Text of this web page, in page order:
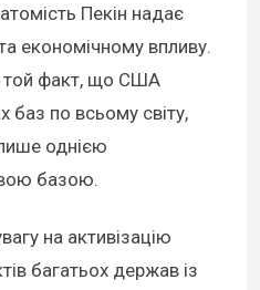
Пекін надає
економічному впливу.
той факт, що США
баз по всьому світу,
однією
базою.
на активізацію
багатьох держав із